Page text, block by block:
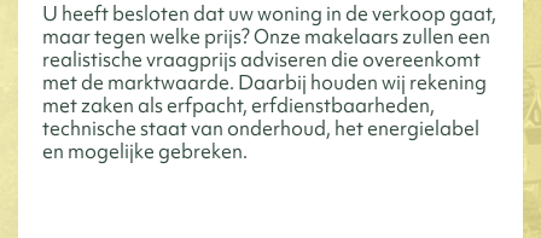
U heeft besloten dat uw woning in de verkoop gaat,
maar tegen welke prijs? Onze makelaars zullen een
realistische vraagprijs adviseren die overeenkomt
met de marktwaarde. Daarbij houden wij rekening
met zaken als erfpacht, erfdienstbaarheden,
technische staat van onderhoud, het energielabel
en mogelijke gebreken.